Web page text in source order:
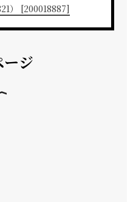
） [200018887]
ジ